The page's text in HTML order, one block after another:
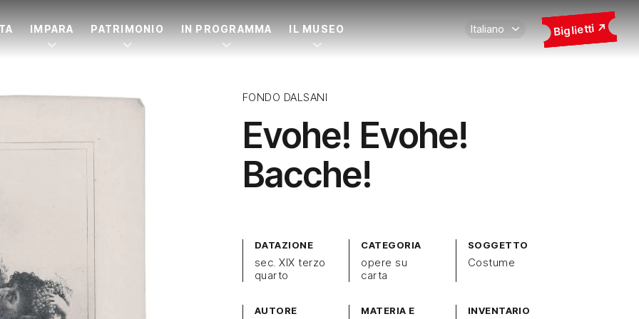
IMPARA PATRIMONIO IN PROGRAMMA IL MUSEO Biglietti
FONDO DALSANI
Evohe! Evohe!
Bacche!
DATAZIONE
sec. XIX terzo
quarto
CATEGORIA
opere su
carta
SOGGETTO
Costume
AUTORE
MATERIA E
INVENTARIO